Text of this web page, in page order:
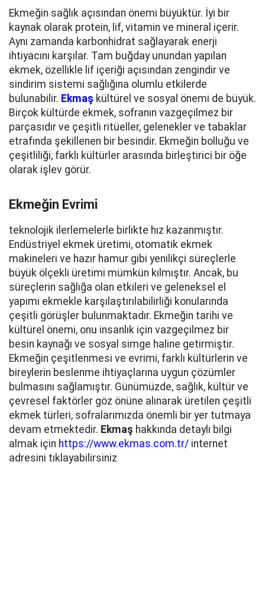
Ekmeğin sağlık açısından önemi büyüktür. İyi bir
kaynak olarak protein, lif, vitamin ve mineral içerir.
Aynı zamanda karbonhidrat sağlayarak enerji
ihtiyacını karşılar. Tam buğday unundan yapılan
ekmek, özellikle lif içeriği açısından zengindir ve
sindirim sistemi sağlığına olumlu etkilerde
bulunabilir. Ekmaş kültürel ve sosyal önemi de büyük.
Birçok kültürde ekmek, sofranın vazgeçilmez bir
parçasıdır ve çeşitli ritüeller, gelenekler ve tabaklar
etrafında şekillenen bir besindir. Ekmeğin bolluğu ve
çeşitliliği, farklı kültürler arasında birleştirici bir öğe
olarak işlev görür.
Ekmeğin Evrimi
teknolojik ilerlemelerle birlikte hız kazanmıştır.
Endüstriyel ekmek üretimi, otomatik ekmek
makineleri ve hazır hamur gibi yenilikçi süreçlerle
büyük ölçekli üretimi mümkün kılmıştır. Ancak, bu
süreçlerin sağlığa olan etkileri ve geleneksel el
yapımı ekmekle karşılaştırılabilirliği konularında
çeşitli görüşler bulunmaktadır. Ekmeğin tarihi ve
kültürel önemi, onu insanlık için vazgeçilmez bir
besin kaynağı ve sosyal simge haline getirmiştir.
Ekmeğin çeşitlenmesi ve evrimi, farklı kültürlerin ve
bireylerin beslenme ihtiyaçlarına uygun çözümler
bulmasını sağlamıştır. Günümüzde, sağlık, kültür ve
çevresel faktörler göz önüne alınarak üretilen çeşitli
ekmek türleri, sofralarımızda önemli bir yer tutmaya
devam etmektedir. Ekmaş hakkında detaylı bilgi
almak için https://www.ekmas.com.tr/ internet
adresini tıklayabilirsiniz